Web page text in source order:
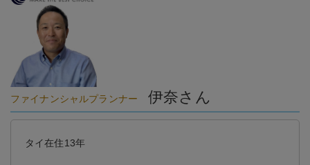
ファイナンシャルプランナー 伊奈さん
タイ在住13年